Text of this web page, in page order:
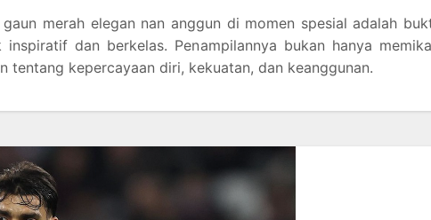
merah elegan nan anggun di momen spesial adalah
dan berkelas. Penampilannya bukan hanya
tentang kepercayaan diri, kekuatan, dan keanggunan.